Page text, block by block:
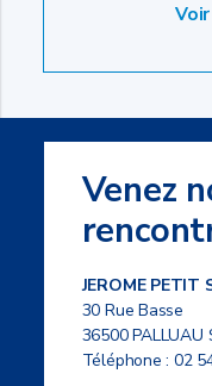
Venez
JEROME PETIT
30 Rue Basse
36500 PALLUAU
Téléphone :02